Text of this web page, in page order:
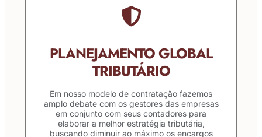
PLANEJAMENTO GLOBAL
TRIBUTÁRIO
Em nosso modelo de contratação fazemos
amplo debate com os gestores das empresas
em conjunto com seus contadores para
elaborar a melhor estratégia tributária,
buscando diminuir ao máximo os encargos